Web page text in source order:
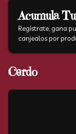
Acumula
Regístrate, gana
canjealos por
Cerdo